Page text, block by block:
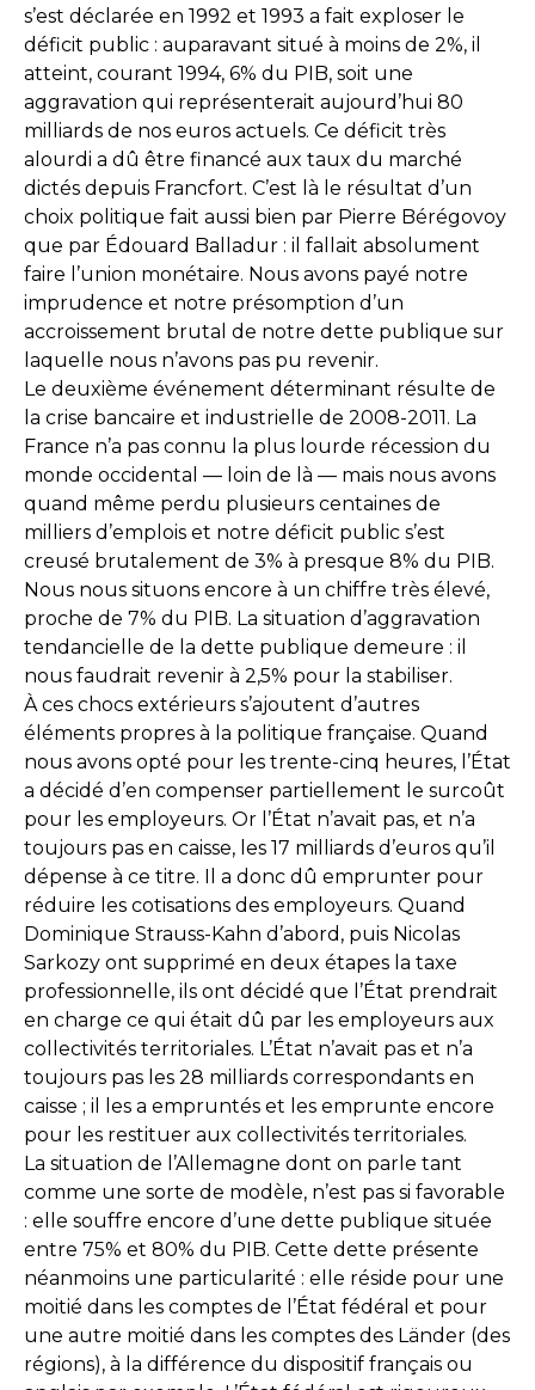
s’est déclarée en 1992 et 1993 a fait exploser le
déficit public : auparavant situé à moins de 2%, il
atteint, courant 1994, 6% du PIB, soit une
aggravation qui représenterait aujourd’hui 80
milliards de nos euros actuels. Ce déficit très
alourdi a dû être financé aux taux du marché
dictés depuis Francfort. C’est là le résultat d’un
choix politique fait aussi bien par Pierre Bérégovoy
que par Édouard Balladur : il fallait absolument
faire l’union monétaire. Nous avons payé notre
imprudence et notre présomption d’un
accroissement brutal de notre dette publique sur
laquelle nous n’avons pas pu revenir.
Le deuxième événement déterminant résulte de
la crise bancaire et industrielle de 2008-2011. La
France n’a pas connu la plus lourde récession du
monde occidental — loin de là — mais nous avons
quand même perdu plusieurs centaines de
milliers d’emplois et notre déficit public s’est
creusé brutalement de 3% à presque 8% du PIB.
Nous nous situons encore à un chiffre très élevé,
proche de 7% du PIB. La situation d’aggravation
tendancielle de la dette publique demeure : il
nous faudrait revenir à 2,5% pour la stabiliser.
À ces chocs extérieurs s’ajoutent d’autres
éléments propres à la politique française. Quand
nous avons opté pour les trente-cinq heures, l’État
a décidé d’en compenser partiellement le surcoût
pour les employeurs. Or l’État n’avait pas, et n’a
toujours pas en caisse, les 17 milliards d’euros qu’il
dépense à ce titre. Il a donc dû emprunter pour
réduire les cotisations des employeurs. Quand
Dominique Strauss-Kahn d’abord, puis Nicolas
Sarkozy ont supprimé en deux étapes la taxe
professionnelle, ils ont décidé que l’État prendrait
en charge ce qui était dû par les employeurs aux
collectivités territoriales. L’État n’avait pas et n’a
toujours pas les 28 milliards correspondants en
caisse ; il les a empruntés et les emprunte encore
pour les restituer aux collectivités territoriales.
La situation de l’Allemagne dont on parle tant
comme une sorte de modèle, n’est pas si favorable
: elle souffre encore d’une dette publique située
entre 75% et 80% du PIB. Cette dette présente
néanmoins une particularité : elle réside pour une
moitié dans les comptes de l’État fédéral et pour
une autre moitié dans les comptes des Länder (des
régions), à la différence du dispositif français ou